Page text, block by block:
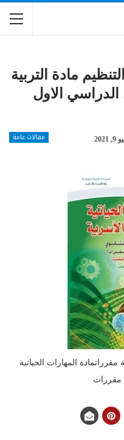
مادة التربية
الاول
مقالات عامة
مقرراتمادة المهارات الحياتية
مقررات